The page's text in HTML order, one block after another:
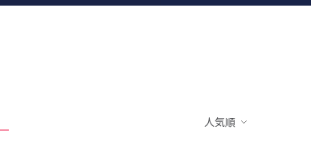
お気に入りブランド
人気順